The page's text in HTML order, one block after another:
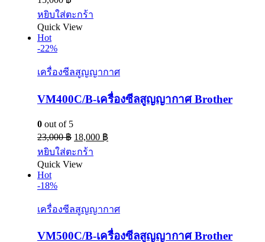
หยิบใส่ตะกร้า
Quick View
Hot
-22%
เครื่องซีลสูญญากาศ
VM400C/B-เครื่องซีลสูญญากาศ Brother
0 out of 5
23,000฿ 18,000 ฿
หยิบใส่ตะกร้า
Quick View
Hot
-18%
เครื่องซีลสูญญากาศ
VM500C/B-เครื่องซีลสูญญากาศ Brother